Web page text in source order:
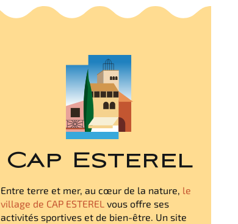
Cap Esterel
Entre terre et mer, au cœur de la nature, le
village de CAP ESTEREL vous offre ses
activités sportives et de bien-être. Un site